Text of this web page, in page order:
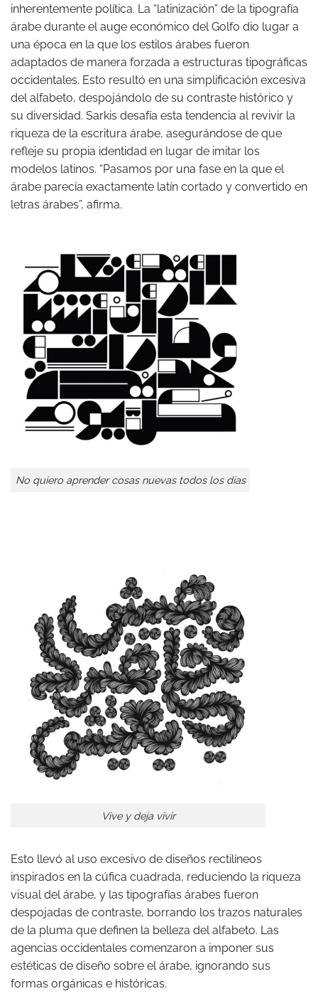
inherentemente política. La “latinización” de la tipografía
árabe durante el auge económico del Golfo dio lugar a
una época en la que los estilos árabes fueron
adaptados de manera forzada a estructuras tipográficas
occidentales. Esto resultó en una simplificación excesiva
del alfabeto, despojándolo de su contraste histórico y
su diversidad. Sarkis desafía esta tendencia al revivir la
riqueza de la escritura árabe, asegurándose de que
refleje su propia identidad en lugar de imitar los
modelos latinos. “Pasamos por una fase en la que el
árabe parecía exactamente latín cortado y convertido en
letras árabes”, afirma.
No quiero aprender cosas nuevas todos los días
Vive y deja vivir
Esto llevó al uso excesivo de diseños rectilíneos
inspirados en la cúfica cuadrada, reduciendo la riqueza
visual del árabe, y las tipografías árabes fueron
despojadas de contraste, borrando los trazos naturales
de la pluma que definen la belleza del alfabeto. Las
agencias occidentales comenzaron a imponer sus
estéticas de diseño sobre el árabe, ignorando sus
formas orgánicas e históricas.